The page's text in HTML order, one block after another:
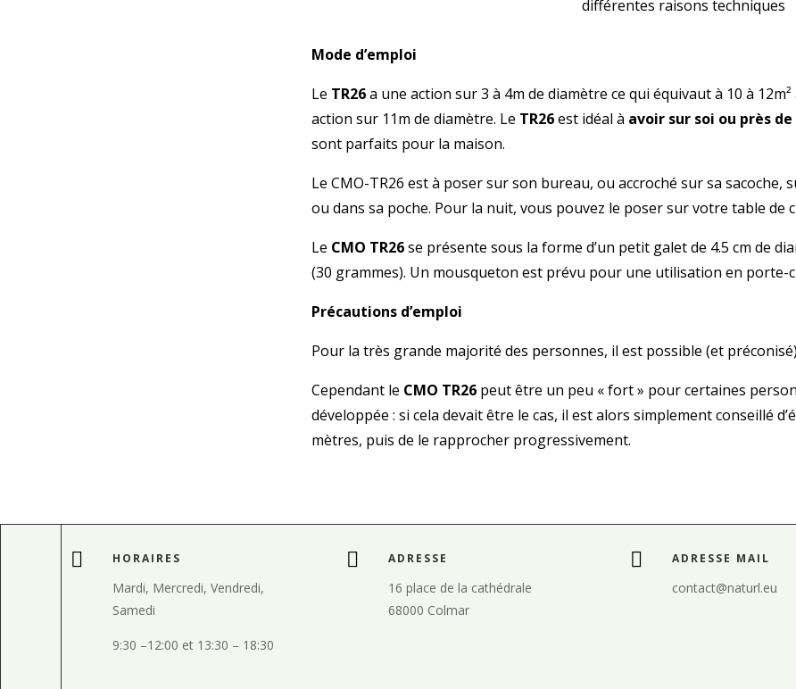
différentes raisons techniques
Mode d’emploi
Le TR26a une action sur 3 à 4m de diamètre ce qui équivaut à 10 à
action sur 11m de diamètre. Le TR26est idéal à avoir sur soi ou près de
sont parfaits pour la maison.
Le CMO-TR26 est à poser sur son bureau, ou accroché sur sa sacoche,
ou dans sa poche. Pour la nuit, vous pouvez le poser sur votre table de
Le CMO TR26se présente sous la forme d’un petit galet de 4.5 cm de
(30 grammes). Un mousqueton est prévu pour une utilisation en porte-
Précautions d’emploi
Pour la très grande majorité des personnes, il est possible (et
Cependant le CMO TR26 peut être un peu « fort » pour certaines
développée : si cela devait être le cas, il est alors simplement conseillé
mètres, puis de le rapprocher progressivement.
 HORAIRES
Mardi, Mercredi, Vendredi,
Samedi
9:30 –12:00 et 13:30 – 18:30
 ADRESSE
16 place de la cathédrale
68000 Colmar
 ADRESSE MAIL
contact@naturl.eu